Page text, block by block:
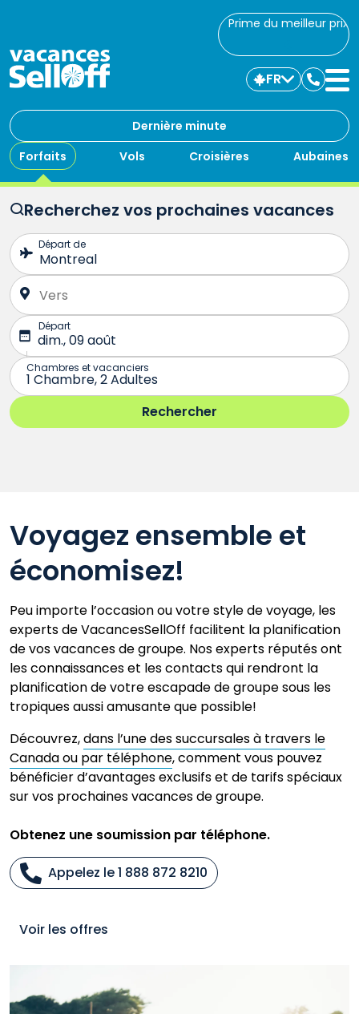
Prime du meilleur prix
Dernière minute
Forfaits
Vols Croisières Aubaines
FR
avec
Recherchez vos prochaines vacances
Voyagez ensemble et
économisez!
Peu importe l’occasion ou votre style de voyage, les
experts de VacancesSellOff facilitent la planification
de vos vacances de groupe. Nos experts réputés ont
les connaissances et les contacts qui rendront la
planification de votre escapade de groupe sous les
tropiques aussi amusante que possible!
Découvrez,dans l’une des succursales à travers le
Canada ou par téléphone, comment vous pouvez
bénéficier d’avantages exclusifs et de tarifs spéciaux
sur vos prochaines vacances de groupe.
Obtenez une soumission par téléphone.
Appelez le 1 888 872 8210
Voir les offres